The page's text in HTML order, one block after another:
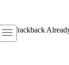
1 Trackback